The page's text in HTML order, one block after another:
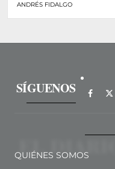
ANDRÉS FIDALGO
SÍGUENOS
QUIÉNES SOMOS